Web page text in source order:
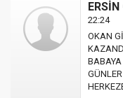
22:24
OKAN